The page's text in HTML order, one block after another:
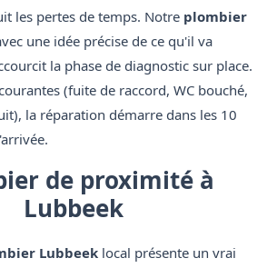
les pertes de temps. Notre plombier
une idée précise de ce qu'il va
la phase de diagnostic sur place.
(fuite de raccord, WC bouché,
la réparation démarre dans les 10
de proximité à
Lubbeek
Lubbeek local présente un vrai